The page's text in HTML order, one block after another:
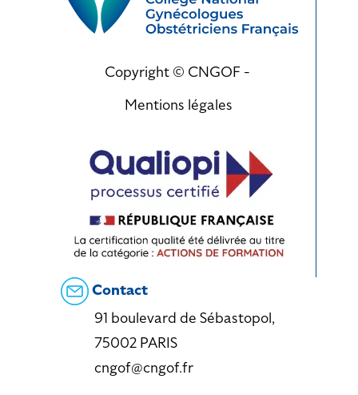
Copyright © CNGOF -
Mentions légales
Contact
91 boulevard de Sébastopol,
75002 PARIS
cngof@cngof.fr